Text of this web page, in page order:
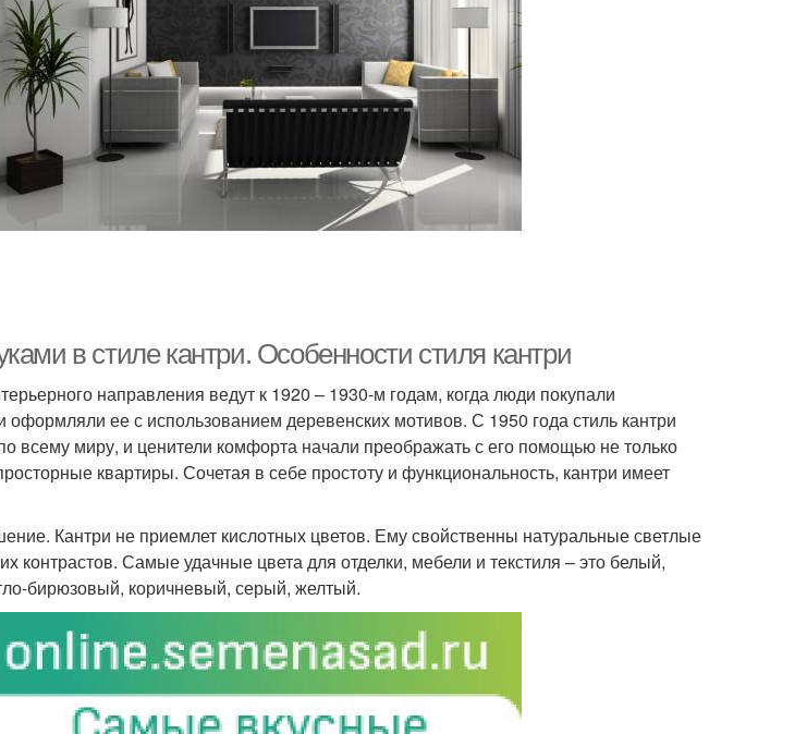
в стиле кантри. Особенности стиля кантри
направления ведут к 1920 – 1930-м годам, когда люди покупали
оформляли ее с использованием деревенских мотивов. С 1950 года стиль кантри
всему миру, и ценители комфорта начали преображать с его помощью не только
квартиры. Сочетая в себе простоту и функциональность, кантри имеет
Кантри не приемлет кислотных цветов. Ему свойственны натуральные светлые
контрастов. Самые удачные цвета для отделки, мебели и текстиля – это белый,
бирюзовый, коричневый, серый, желтый.